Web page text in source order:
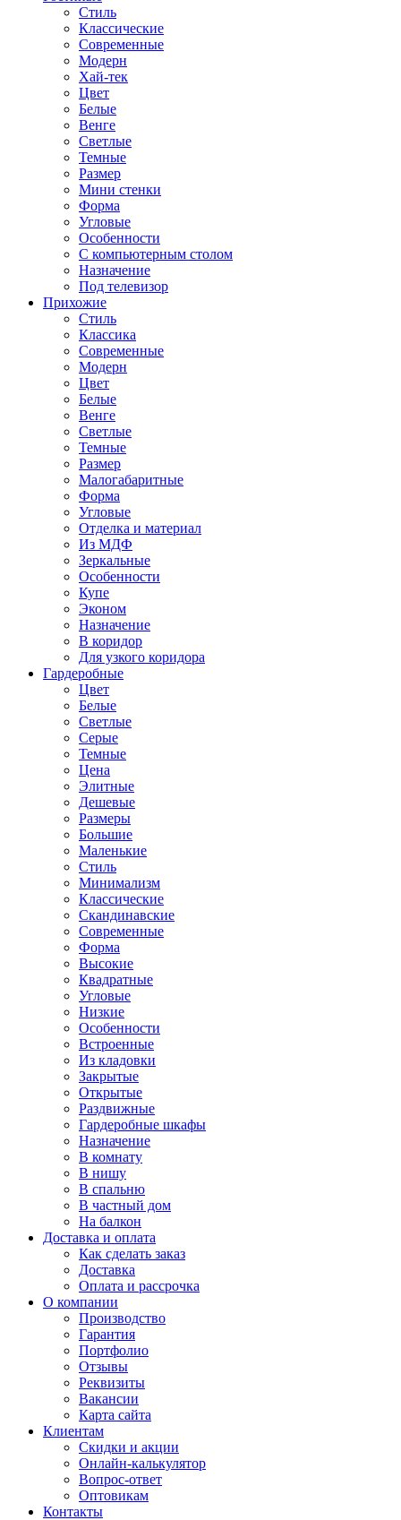
Стиль
Классические
Современные
Модерн
Хай-тек
Цвет
Белые
Венге
Светлые
Темные
Размер
Мини стенки
Форма
Угловые
Особенности
С компьютерным столом
Назначение
Под телевизор
Прихожие
Стиль
Классика
Современные
Модерн
Цвет
Белые
Венге
Светлые
Темные
Размер
Малогабаритные
Форма
Угловые
Отделка и материал
Из МДФ
Зеркальные
Особенности
Купе
Эконом
Назначение
В коридор
Для узкого коридора
Гардеробные
Цвет
Белые
Светлые
Серые
Темные
Цена
Элитные
Дешевые
Размеры
Большие
Маленькие
Стиль
Минимализм
Классические
Скандинавские
Современные
Форма
Высокие
Квадратные
Угловые
Низкие
Особенности
Встроенные
Из кладовки
Закрытые
Открытые
Раздвижные
Гардеробные шкафы
Назначение
В комнату
В нишу
В спальню
В частный дом
На балкон
Доставка и оплата
Как сделать заказ
Доставка
Оплата и рассрочка
О компании
Производство
Гарантия
Портфолио
Отзывы
Реквизиты
Вакансии
Карта сайта
Клиентам
Скидки и акции
Онлайн-калькулятор
Вопрос-ответ
Оптовикам
Контакты